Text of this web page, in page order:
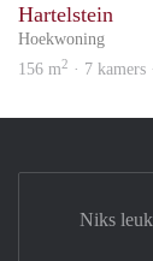
Hartelstein
Hoekwoning
156 m2 · 7
Niks